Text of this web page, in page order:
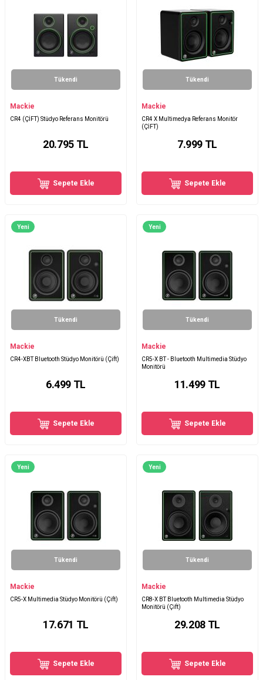
Tükendi
Mackie
CR4 (ÇİFT) Stüdyo Referans Monitörü
20.795TL
Sepete Ekle
Tükendi
Mackie
CR4 X Multimedya Referans Monitör
(ÇİFT)
7.999 TL
Sepete Ekle
Yeni
Tükendi
Mackie
CR4-XBT Bluetooth Stüdyo Monitörü (Çift)
6.499 TL
Sepete Ekle
Yeni
Tükendi
Mackie
CR5-X BT - Bluetooth Multimedia Stüdyo
Monitörü
11.499TL
Sepete Ekle
Yeni
Tükendi
Mackie
CR5-X Multimedia Stüdyo Monitörü (Çift)
17.671 TL
Sepete Ekle
Yeni
Tükendi
Mackie
CR8-X BT Bluetooth Multimedia Stüdyo
Monitörü (Çift)
29.208TL
Sepete Ekle